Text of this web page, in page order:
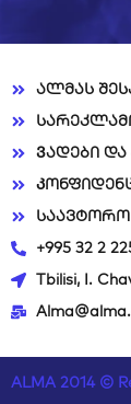
ალმას
Ვადები
+995 32 2
Tbilisi, I.
ALMA 2014 ©